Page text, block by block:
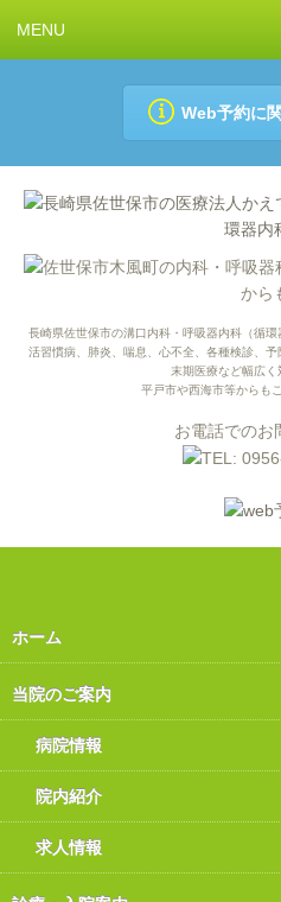
Web予約に
長崎県佐世保市の溝口内科・呼吸器内科（循
活習慣病、肺炎、喘息、心不全、各種検診、
末期医療など幅広く
平戸市や西海市等からも
お電話でのお
MENU
ホーム
当院のご案内
病院情報
院内紹介
求人情報